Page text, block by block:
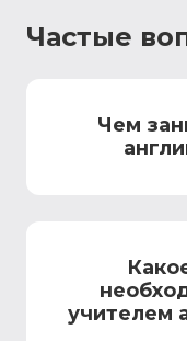
Частые
Чем
учителем